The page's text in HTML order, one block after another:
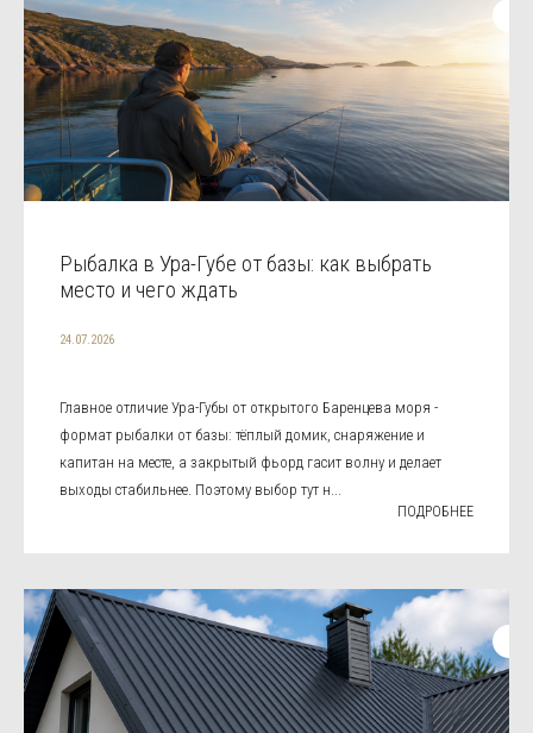
Рыбалка в Ура-Губе от базы: как выбрать
место и чего ждать
24.07.2026
Главное отличие Ура-Губы от открытого Баренцева моря -
формат рыбалки от базы: тёплый домик, снаряжение и
капитан на месте, а закрытый фьорд гасит волну и делает
выходы стабильнее. Поэтому выбор тут н...
ПОДРОБНЕЕ